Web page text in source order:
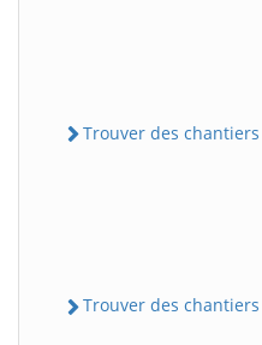
Trouver des chantiers
Trouver des chantiers